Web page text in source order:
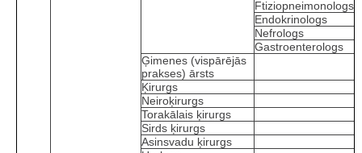
Ftiziopneimonologs
Endokrinologs
Nefrologs
Gastroenterologs
Ģimenes (vispārējās
prakses) ārsts
Ķirurgs
Neiroķirurgs
Torakālais ķirurgs
Sirds ķirurgs
Asinsvadu ķirurgs